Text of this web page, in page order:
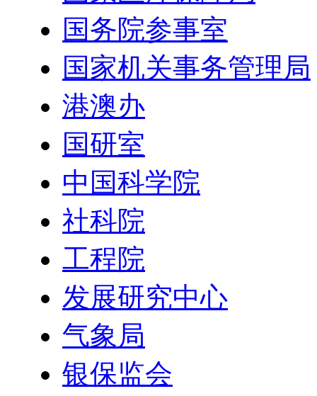
国务院参事室
国家机关事务管理局
港澳办
国研室
中国科学院
社科院
工程院
发展研究中心
气象局
银保监会